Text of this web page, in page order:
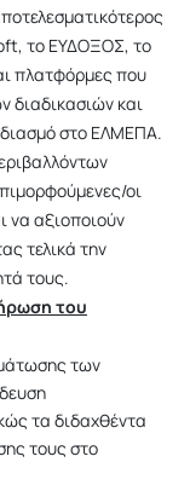
το ΕΥΔΟΞΟΣ, το
πλατφόρμες που
διαδικασιών και
στο ΕΛΜΕΠΑ.
οι
να αξιοποιούν
τελικά την
τους.
του
των
τα διδαχθέντα
τους στο